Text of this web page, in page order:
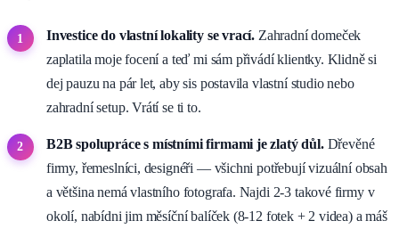
Investice do vlastní lokality se vrací. Zahradní domeček
zaplatila moje focení a teď mi sám přivádí klientky. Klidně si
dej pauzu na pár let, aby sis postavila vlastní studio nebo
zahradní setup. Vrátí se ti to.
B2B spolupráce s místními firmami je zlatý důl.Dřevěné
firmy, řemeslníci, designéři — všichni potřebují vizuální obsah
a většina nemá vlastního fotografa. Najdi 2-3 takové firmy v
okolí, nabídni jim měsíční balíček (8-12 fotek + 2 videa) a máš